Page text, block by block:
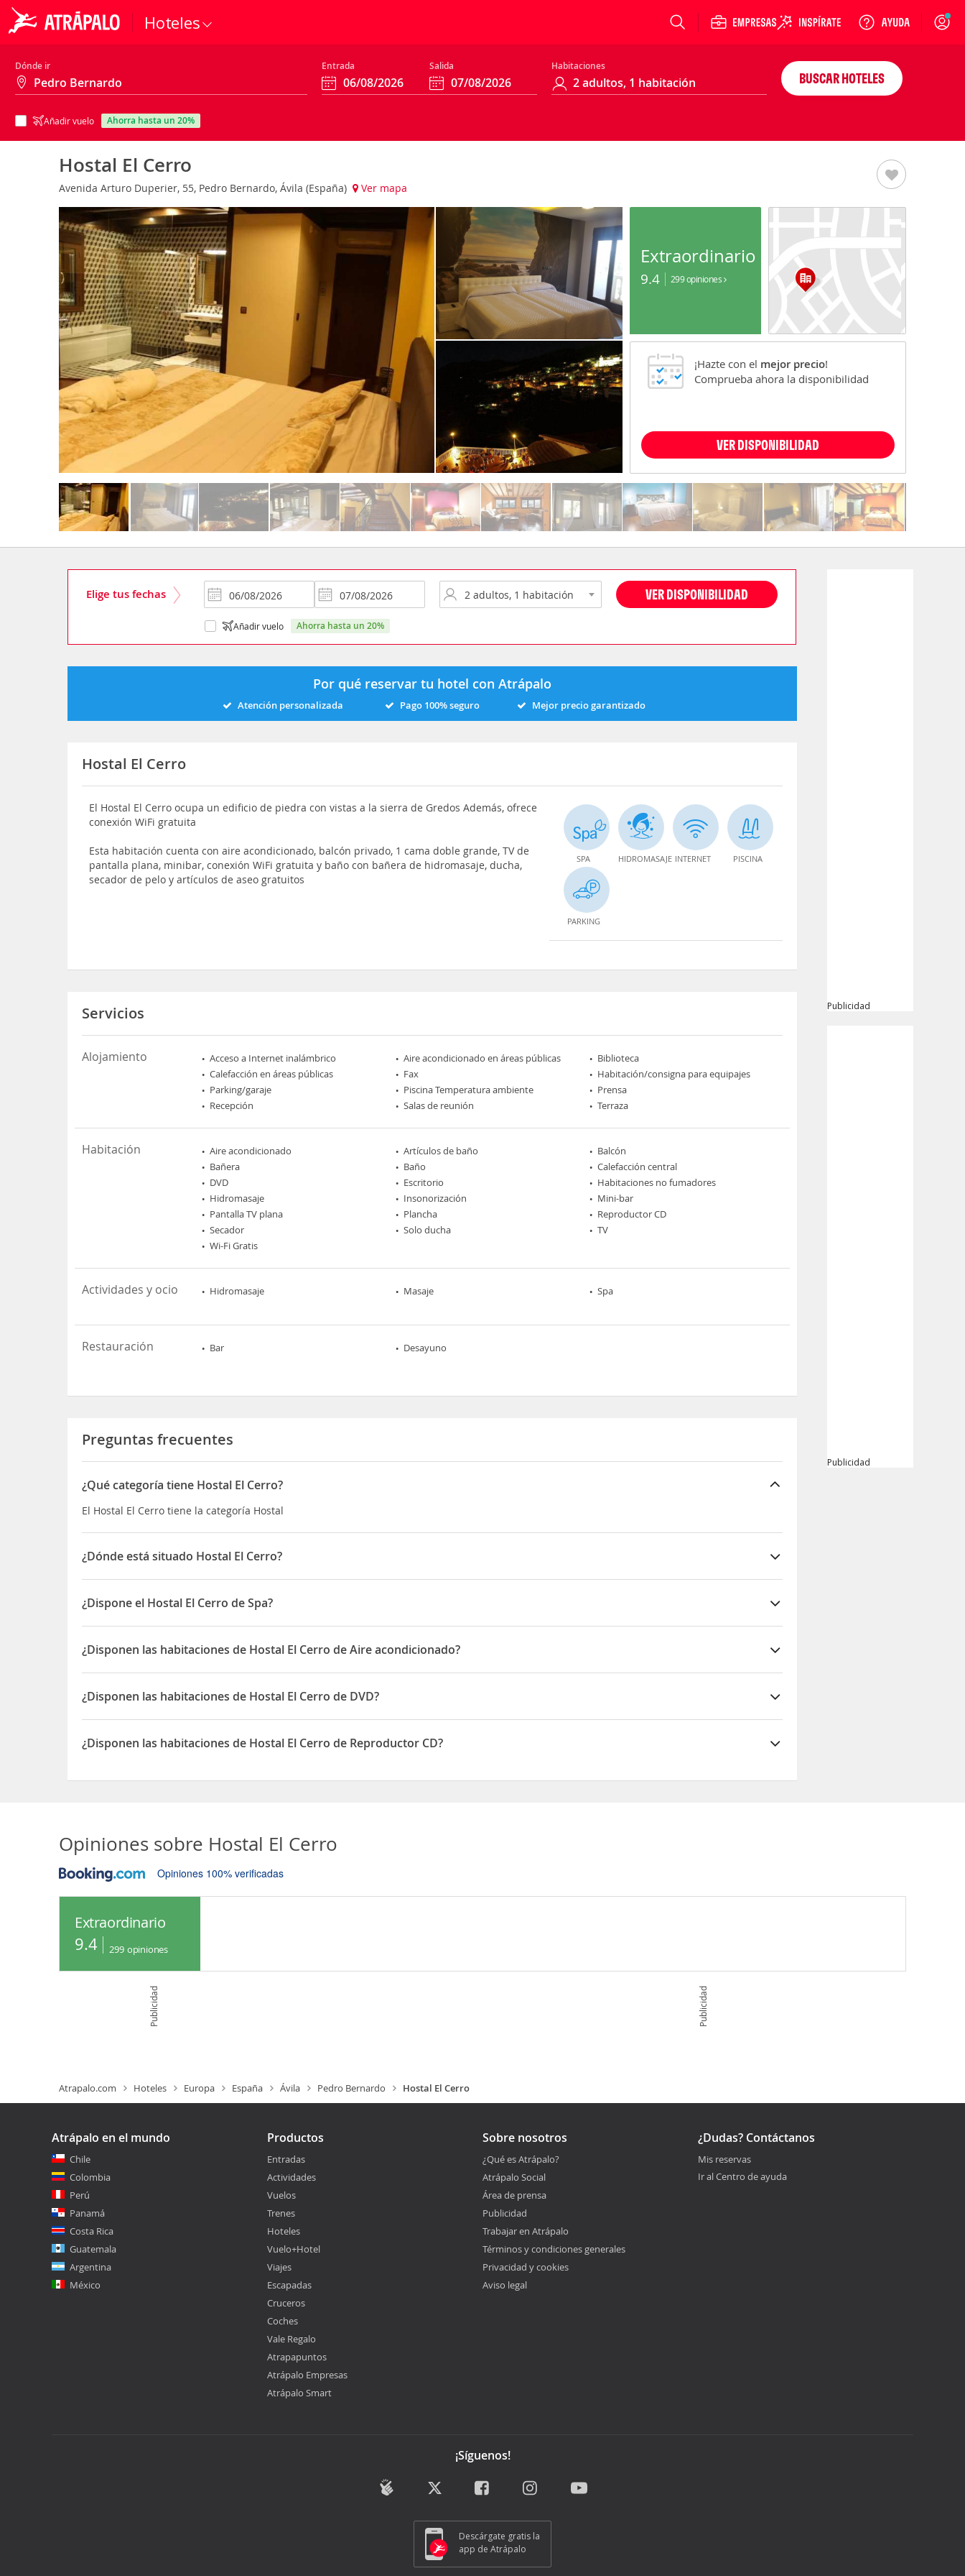
Hoteles Login
Dónde ir Entrada Salida Habitaciones
Añadir vuelo ahorra hasta un 20%
BUSCAR HOTELES
Hostal El Cerro
Avenida Arturo Duperier, 55, Pedro Bernardo, Ávila (España) Ver mapa
Extraordinario
9.4 299 opiniones
¡Hazte con el mejor precio!
Comprueba ahora la disponibilidad
VER DISPONIBILIDAD
Elige tus fechas VER DISPONIBILIDAD
Añadir vuelo ahorra hasta un 20%
Por qué reservar tu hotel con Atrápalo
Atención personalizada Pago 100% seguro Mejor precio garantizado
Hostal El Cerro
El Hostal El Cerro ocupa un edificio de piedra con vistas a la sierra de Gredos Además, ofrece
conexión WiFi gratuita
Esta habitación cuenta con aire acondicionado, balcón privado, 1 cama doble grande, TV de
pantalla plana, minibar, conexión WiFi gratuita y baño con bañera de hidromasaje, ducha,
secador de pelo y artículos de aseo gratuitos
SPA HIDROMASAJE INTERNET PISCINA
PARKING
Servicios
Alojamiento Acceso a Internet inalámbrico Aire acondicionado en áreas públicas
Biblioteca
Calefacción en áreas públicas
Fax
Habitación/consigna para equipajes
Parking/garaje
Piscina Temperatura ambiente
Prensa
Recepción
Salas de reunión Terraza
Habitación Aire acondicionado Artículos de baño
Balcón
Bañera
Baño
Calefacción central
DVD
Escritorio
Habitaciones no fumadores
Hidromasaje
Insonorización
Mini-bar
Pantalla TV plana
Plancha
Reproductor CD
Secador
Solo ducha
TV
Wi-Fi Gratis
Actividades y ocio Hidromasaje Masaje Spa
Restauración Bar Desayuno
Preguntas frecuentes
¿Qué categoría tiene Hostal El Cerro?
El Hostal El Cerro tiene la categoría Hostal
¿Dónde está situado Hostal El Cerro?
El Hostal El Cerro está situado en Avenida Arturo Duperier, 55
¿Dispone el Hostal El Cerro de Spa?
Sí, el Hostal El Cerro dispone de Spa
¿Disponen las habitaciones de Hostal El Cerro de Aire acondicionado?
Sí, las habitaciones del Hostal El Cerro disponen de Aire acondicionado
¿Disponen las habitaciones de Hostal El Cerro de DVD?
Sí, las habitaciones del Hostal El Cerro disponen de DVD
¿Disponen las habitaciones de Hostal El Cerro de Reproductor CD?
Publicidad
Publicidad
Opiniones sobre Hostal El Cerro
Opiniones 100% verificadas
Extraordinario
9.4 299 opiniones
Publicidad Publicidad
Atrapalo.com Hoteles Europa España Ávila Pedro Bernardo Hostal El Cerro
Atrápalo en el mundo
Chile
Colombia
Perú
Panamá
Costa Rica
Guatemala
Argentina
México
Productos
Entradas
Actividades
Vuelos
Trenes
Hoteles
Vuelo+Hotel
Viajes
Escapadas
Cruceros
Coches
Vale Regalo
Atrapapuntos
Atrápalo Empresas
Atrápalo Smart
Sobre nosotros
¿Qué es Atrápalo?
Atrápalo Social
Área de prensa
Publicidad
Trabajar en Atrápalo
Términos y condiciones generales
Privacidad y cookies
Aviso legal
¿Dudas? Contáctanos
Mis reservas
Ir al Centro de ayuda
¡Síguenos!
Descárgate gratis la
app de Atrápalo